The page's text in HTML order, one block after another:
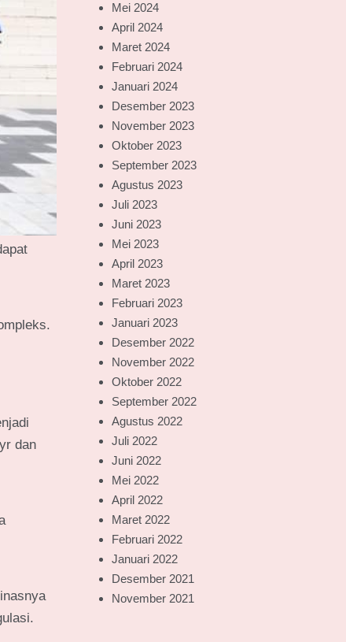
dan
Mei 2024
April 2024
Maret 2024
Februari 2024
Januari 2024
Desember 2023
November 2023
Oktober 2023
September 2023
Agustus 2023
Juli 2023
Juni 2023
Mei 2023
April 2023
Maret 2023
Februari 2023
Januari 2023
Desember 2022
November 2022
Oktober 2022
September 2022
Agustus 2022
Juli 2022
Juni 2022
Mei 2022
April 2022
Maret 2022
Februari 2022
Januari 2022
Desember 2021
November 2021